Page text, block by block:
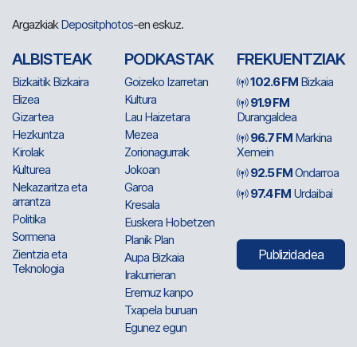
ArgazkiakDepositphotos-en eskuz.
ALBISTEAK
Bizkaitik Bizkaira
Elizea
Gizartea
Hezkuntza
Kirolak
Kulturea
Nekazaritza eta
arrantza
Politika
Sormena
Zientzia eta
Teknologia
PODKASTAK
Goizeko Izarretan
Kultura
Lau Haizetara
Mezea
Zorionagurrak
Jokoan
Garoa
Kresala
Euskera Hobetzen
Planik Plan
Aupa Bizkaia
Irakurrieran
Eremuz kanpo
Txapela buruan
Egunez egun
FREKUENTZIAK
102.6 FM Bizkaia
91.9 FM
Durangaldea
96.7 FM Markina
Xemein
92.5 FMOndarroa
97.4 FM Urdaibai
Publizidadea